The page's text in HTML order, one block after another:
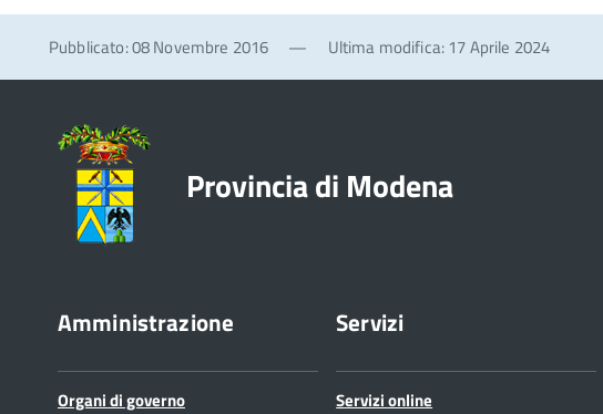
Pubblicato: 08 Novembre 2016 — Ultima modifica: 17 Aprile 2024
Provincia di Modena
Amministrazione
Organi di governo
Servizi
Servizi online